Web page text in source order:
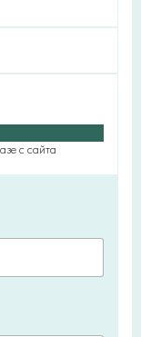
с сайта